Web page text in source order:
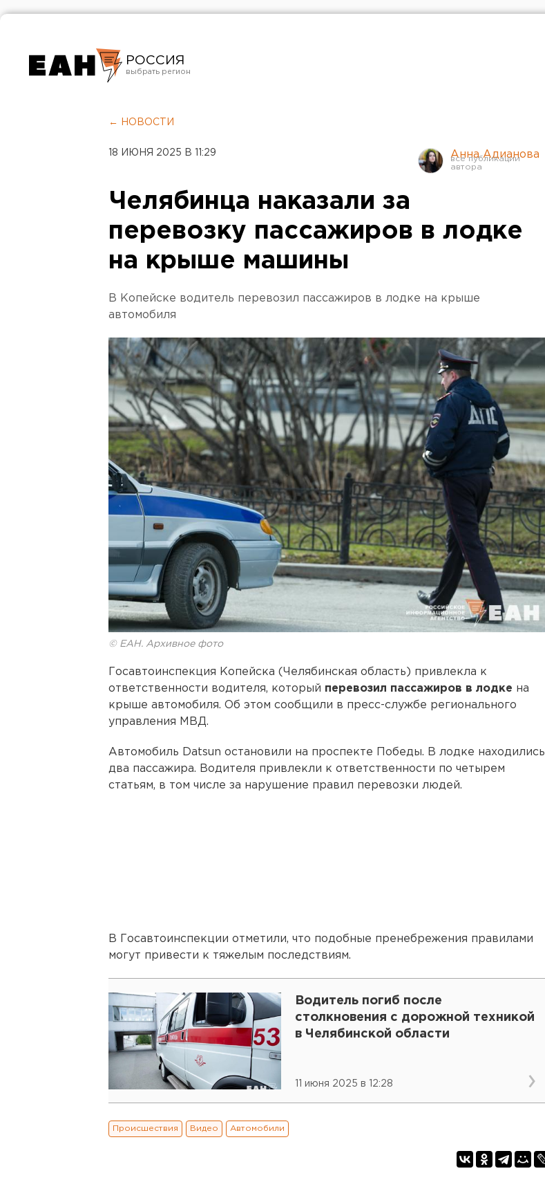
РОССИЯ
Челябинск
← НОВОСТИ
18 ИЮНЯ 2025 В 11:29 Анна Адианова
Челябинца наказали за
перевозку пассажиров в лодке
на крыше машины
В Копейске водитель перевозил пассажиров в лодке на крыше
автомобиля
© ЕАН. Архивное фото
Госавтоинспекция Копейска (Челябинская область) привлекла к
ответственности водителя, который перевозил пассажиров в лодке на
крыше автомобиля. Об этом сообщили в пресс-службе регионального
управления МВД.
Автомобиль Datsun остановили на проспекте Победы. В лодке находились
два пассажира. Водителя привлекли к ответственности по четырем
статьям, в том числе за нарушение правил перевозки людей.
В Госавтоинспекции отметили, что подобные пренебрежения правилами
могут привести к тяжелым последствиям.
Водитель погиб после
столкновения с дорожной техникой
в Челябинской области
11 июня 2025 в 12:28
Происшествия Видео Автомобили